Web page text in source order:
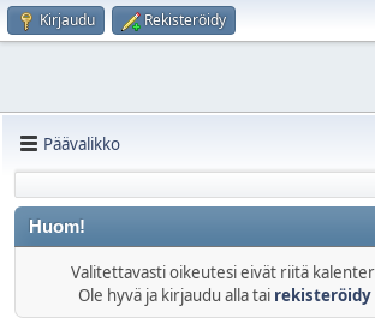
Kirjaudu Rekisteröidy
Päävalikko
Huom!
Valitettavasti oikeutesi eivät riitä
Ole hyvä ja kirjaudu alla tai rekisteröidy